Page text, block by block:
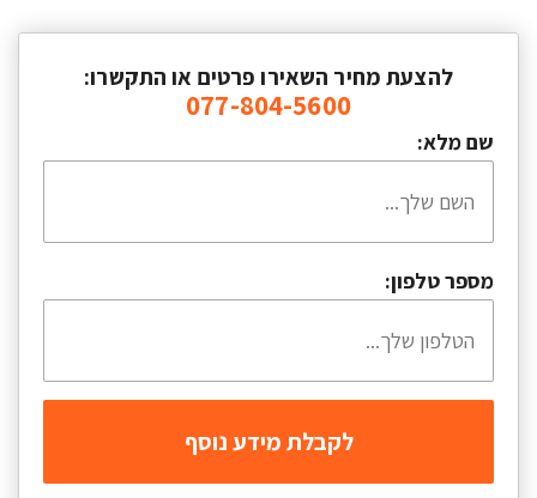
להצעת מחיר השאירו פרטים או התקשרו:
077-804-5600
שם מלא:
מספר טלפון: